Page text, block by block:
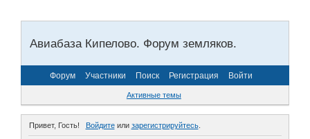
Авиабаза Кипелово. Форум земляков.
Форум Участники Поиск Регистрация Войти
Активные темы
Привет, Гость! Войдитеили зарегистрируйтесь.